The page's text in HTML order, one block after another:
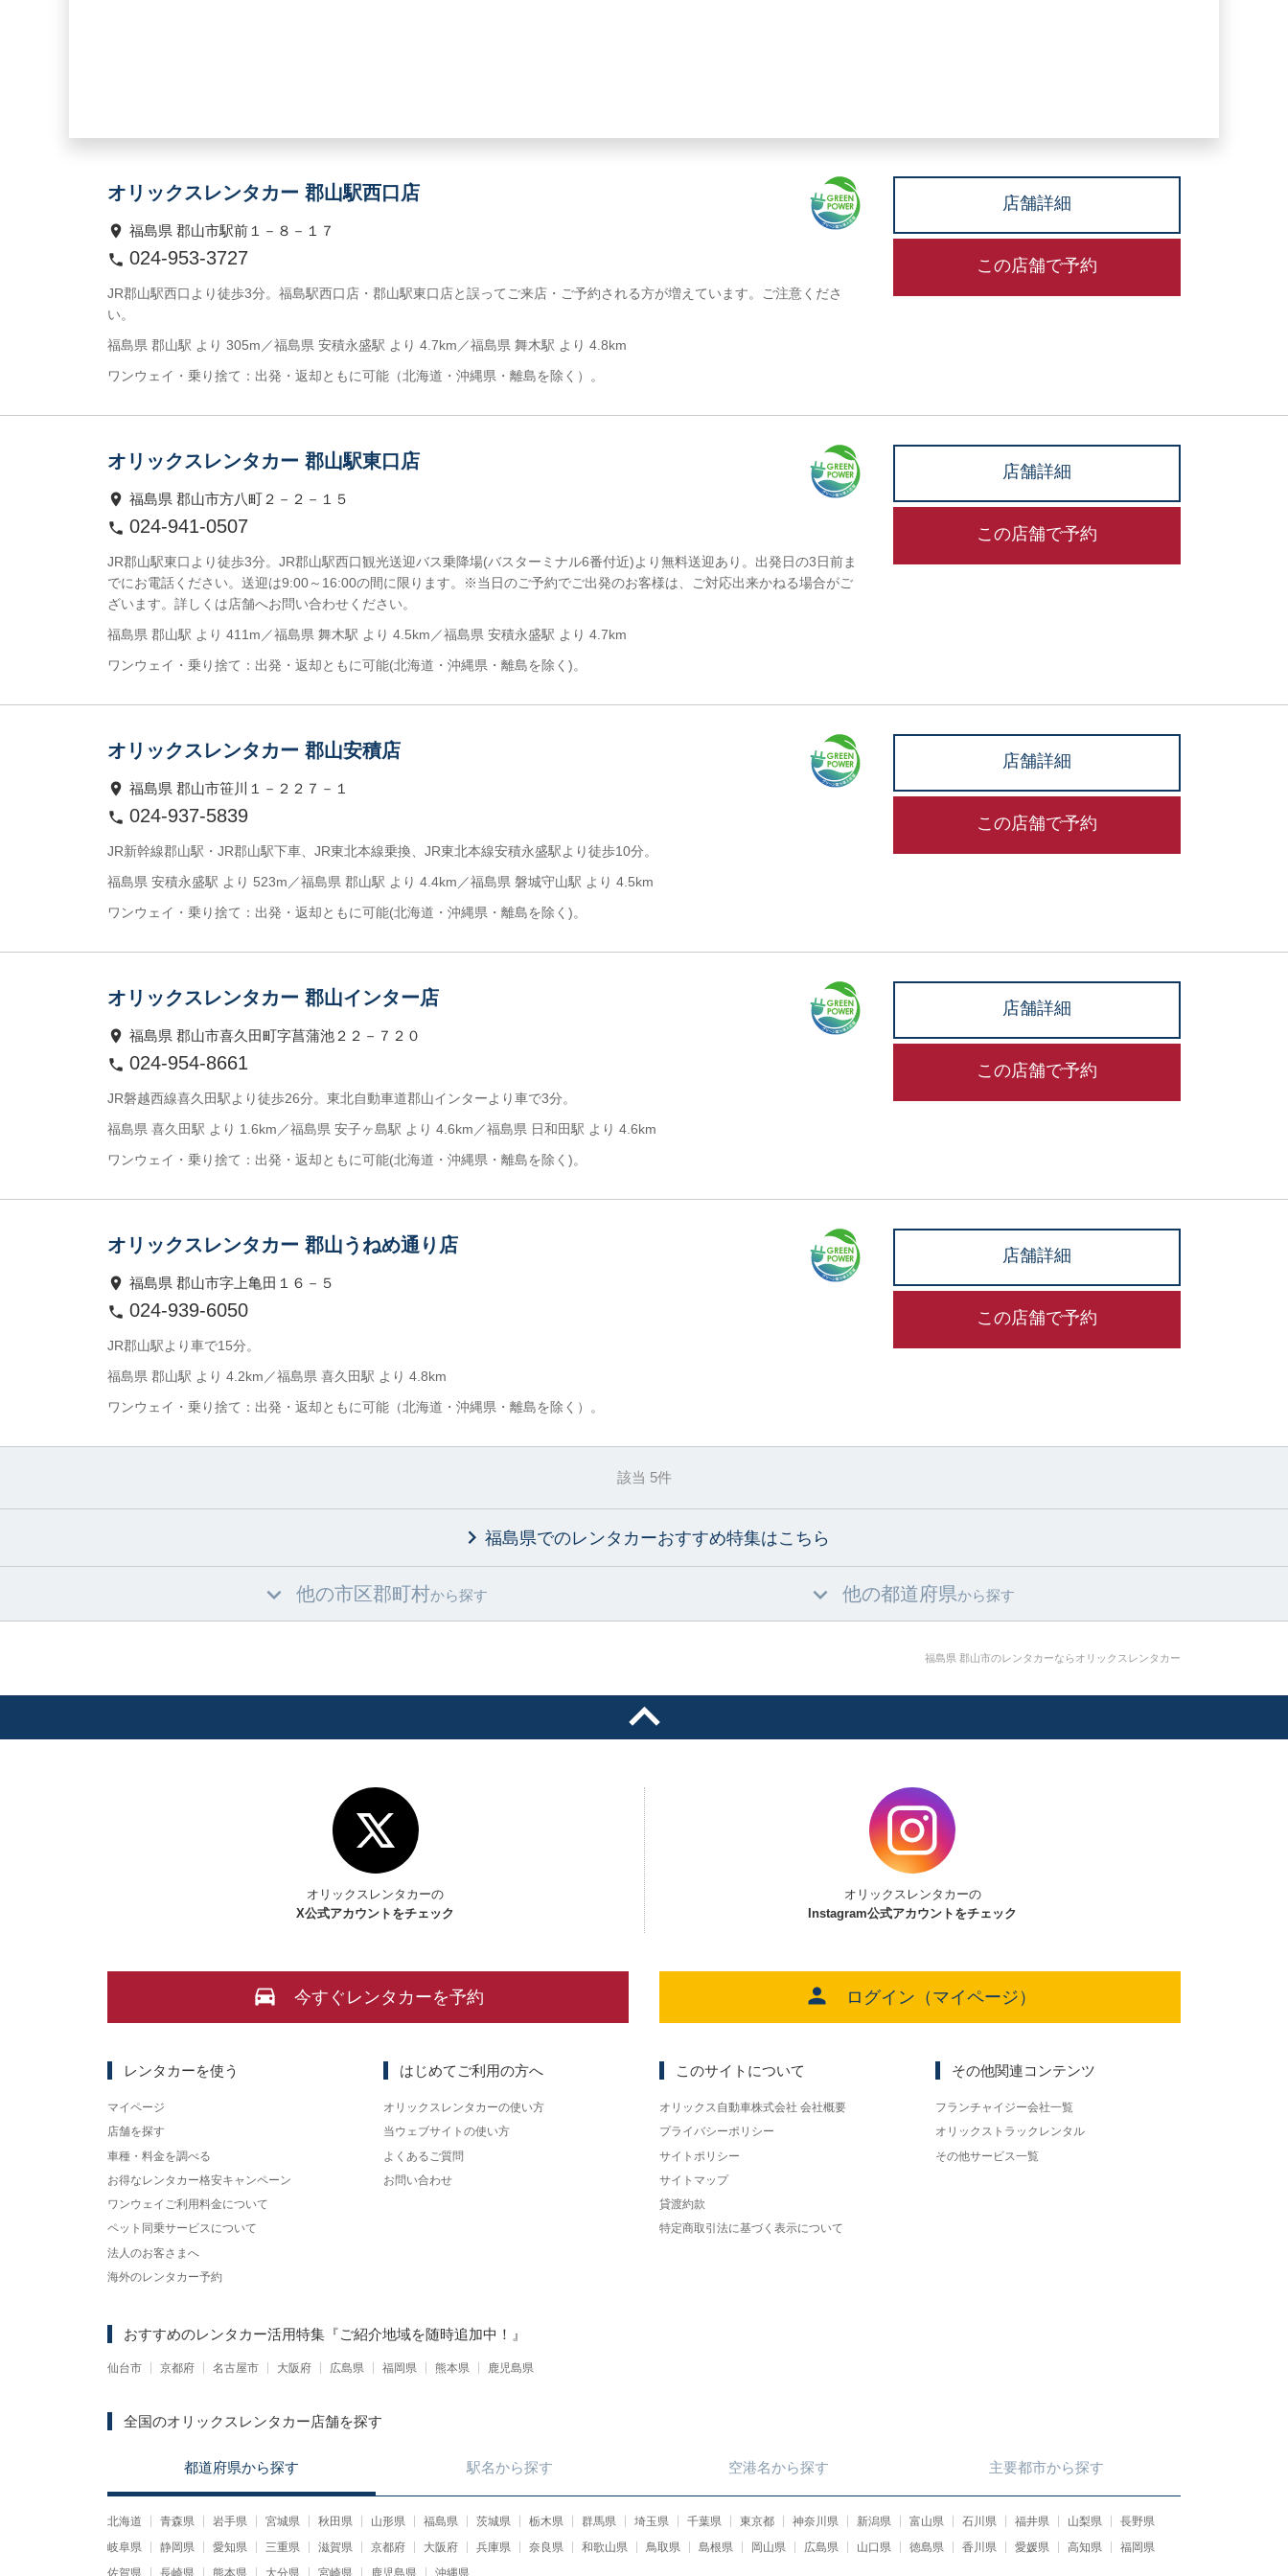
オリックスレンタカー 郡山駅西口店
福島県 郡山市駅前１－８－１７
024-953-3727
JR郡山駅西口より徒歩3分。福島駅西口店・郡山駅東口店と誤ってご来店・ご予約される方が増えています。ご注意くださ
い。
福島県 郡山駅 より 305m／福島県 安積永盛駅 より 4.7km／福島県 舞木駅 より 4.8km
ワンウェイ・乗り捨て：出発・返却ともに可能（北海道・沖縄県・離島を除く）。
店舗詳細
この店舗で予約
オリックスレンタカー 郡山駅東口店
福島県 郡山市方八町２－２－１５
024-941-0507
JR郡山駅東口より徒歩3分。JR郡山駅西口観光送迎バス乗降場(バスターミナル6番付近)より無料送迎あり。出発日の3日前ま
でにお電話ください。送迎は9:00～16:00の間に限ります。※当日のご予約でご出発のお客様は、ご対応出来かねる場合がご
ざいます。詳しくは店舗へお問い合わせください。
福島県 郡山駅 より 411m／福島県 舞木駅 より 4.5km／福島県 安積永盛駅 より 4.7km
ワンウェイ・乗り捨て：出発・返却ともに可能(北海道・沖縄県・離島を除く)。
店舗詳細
この店舗で予約
オリックスレンタカー 郡山安積店
福島県 郡山市笹川１－２２７－１
024-937-5839
JR新幹線郡山駅・JR郡山駅下車、JR東北本線乗換、JR東北本線安積永盛駅より徒歩10分。
福島県 安積永盛駅 より 523m／福島県 郡山駅 より 4.4km／福島県 磐城守山駅 より 4.5km
ワンウェイ・乗り捨て：出発・返却ともに可能(北海道・沖縄県・離島を除く)。
店舗詳細
この店舗で予約
オリックスレンタカー 郡山インター店
福島県 郡山市喜久田町字菖蒲池２２－７２０
024-954-8661
JR磐越西線喜久田駅より徒歩26分。東北自動車道郡山インターより車で3分。
福島県 喜久田駅 より 1.6km／福島県 安子ヶ島駅 より 4.6km／福島県 日和田駅 より 4.6km
ワンウェイ・乗り捨て：出発・返却ともに可能(北海道・沖縄県・離島を除く)。
店舗詳細
この店舗で予約
オリックスレンタカー 郡山うねめ通り店
福島県 郡山市字上亀田１６－５
024-939-6050
JR郡山駅より車で15分。
福島県 郡山駅 より 4.2km／福島県 喜久田駅 より 4.8km
ワンウェイ・乗り捨て：出発・返却ともに可能（北海道・沖縄県・離島を除く）。
店舗詳細
この店舗で予約
該当 5件
福島県でのレンタカーおすすめ特集はこちら
他の市区郡町村から探す 他の都道府県から探す
福島県 郡山市のレンタカーならオリックスレンタカー
オリックスレンタカーの
X公式アカウントをチェック
オリックスレンタカーの
Instagram公式アカウントをチェック
今すぐレンタカーを予約 ログイン（マイページ）
レンタカーを使う
マイページ
店舗を探す
車種・料金を調べる
お得なレンタカー格安キャンペーン
ワンウェイご利用料金について
ペット同乗サービスについて
法人のお客さまへ
海外のレンタカー予約
はじめてご利用の方へ
オリックスレンタカーの使い方
当ウェブサイトの使い方
よくあるご質問
お問い合わせ
このサイトについて
オリックス自動車株式会社 会社概要
プライバシーポリシー
サイトポリシー
サイトマップ
貸渡約款
特定商取引法に基づく表示について
その他関連コンテンツ
フランチャイジー会社一覧
オリックストラックレンタル
その他サービス一覧
おすすめのレンタカー活用特集 『ご紹介地域を随時追加中！』
仙台市 京都府 名古屋市 大阪府 広島県 福岡県 熊本県 鹿児島県
全国のオリックスレンタカー店舗を探す
都道府県から探す 駅名から探す 空港名から探す 主要都市から探す
北海道 青森県 岩手県 宮城県 秋田県 山形県 福島県 茨城県 栃木県 群馬県 埼玉県 千葉県 東京都 神奈川県 新潟県 富山県 石川県 福井県 山梨県
長野県
岐阜県
静岡県 愛知県 三重県 滋賀県 京都府 大阪府 兵庫県 奈良県 和歌山県 鳥取県 島根県 岡山県 広島県 山口県 徳島県 香川県 愛媛県 高知県
福岡県
佐賀県
長崎県 熊本県 大分県 宮崎県 鹿児島県 沖縄県